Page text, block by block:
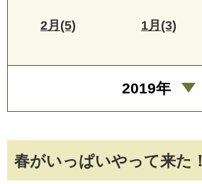
春がいっぱいやって来た！
2月(5) 1月(3)
2019年